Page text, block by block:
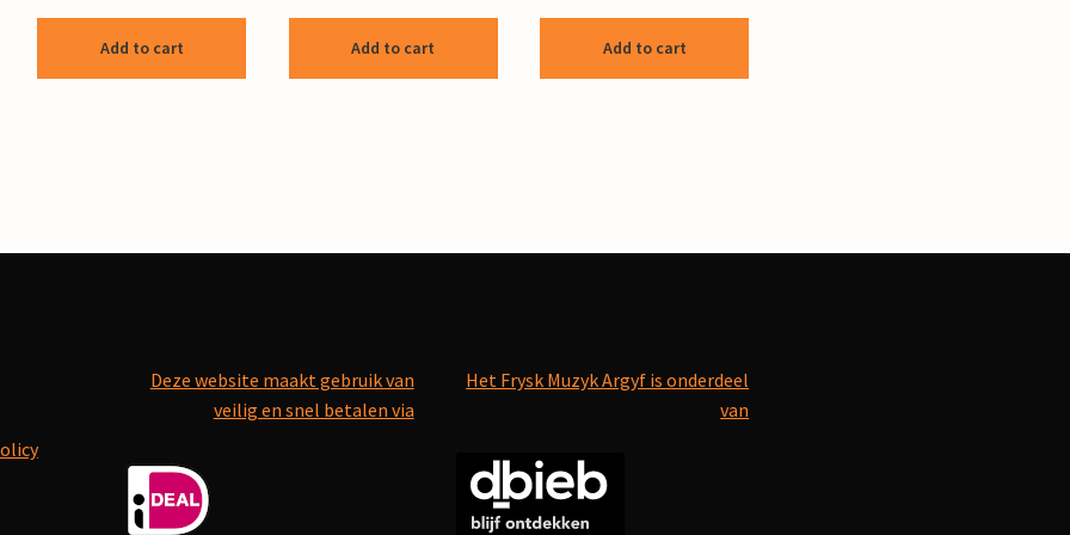
Add to cart Add to cart Add to cart
Deze website maakt gebruik van
veilig en snel betalen via
Het Frysk Muzyk Argyf is onderdeel
van